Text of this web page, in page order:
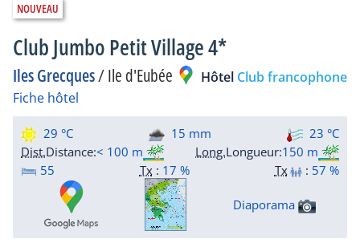
Club Jumbo Petit Village 4*
Iles Grecques/Ile d'Eubée Hôtel Club francophone
Fiche hôtel
29 °C 15 mm
23 °C
Dist.Distance:< 100 m Long.Longueur:150 m
55
Tx: 17 % Tx : 57 %
Diaporama